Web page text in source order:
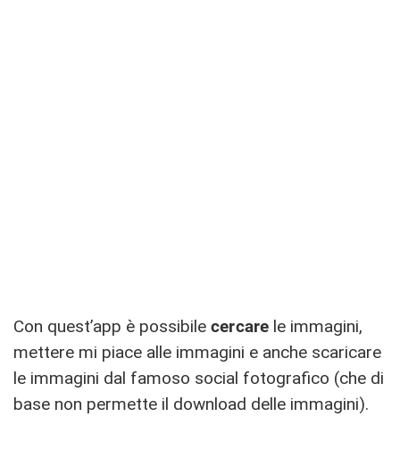
Con quest’app è possibile cercare le immagini,
mettere mi piace alle immagini e anche scaricare
le immagini dal famoso social fotografico (che di
base non permette il download delle immagini).